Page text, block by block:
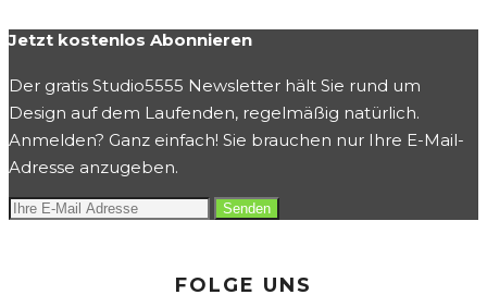
Jetzt kostenlos Abonnieren
Der gratis Studio5555 Newsletter hält Sie rund um
Design auf dem Laufenden, regelmäßig natürlich.
Anmelden? Ganz einfach! Sie brauchen nur Ihre E-Mail-
Adresse anzugeben.
FOLGE UNS